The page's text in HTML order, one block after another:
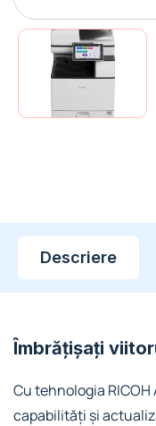
Descriere
Îmbrățișați
Cu tehnologia
capabilități și